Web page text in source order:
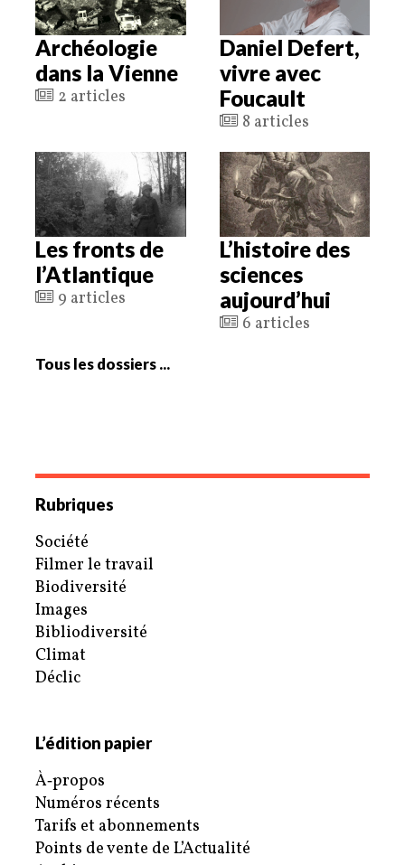
Archéologie
dans la Vienne
2 articles
Daniel Defert,
vivre avec
Foucault
8 articles
Les fronts de
l’Atlantique
9 articles
L’histoire des
sciences
aujourd’hui
6 articles
Tous les dossiers ...
Rubriques
Société
Filmer le travail
Biodiversité
Images
Bibliodiversité
Climat
Déclic
L’édition papier
À‑propos
Numéros récents
Tarifs et abonnements
Points de vente de L’Actualité